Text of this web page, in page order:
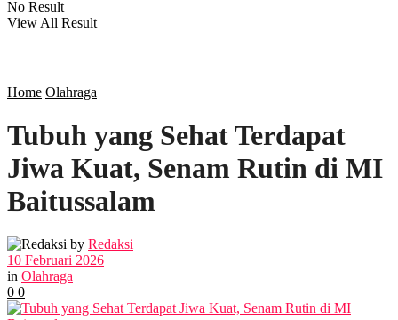
SOSOK
POLITIK
EKBIS
OPINI
No Result
View All Result
Home Olahraga
Tubuh yang Sehat Terdapat
Jiwa Kuat, Senam Rutin di MI
Baitussalam
by Redaksi
10 Februari 2026
in Olahraga
0 0